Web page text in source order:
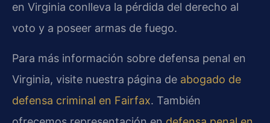
en Virginia conlleva la pérdida del derecho al
voto y a poseer armas de fuego.
Para más información sobre defensa penal en
Virginia, visite nuestra página de abogado de
defensa criminal en Fairfax. También